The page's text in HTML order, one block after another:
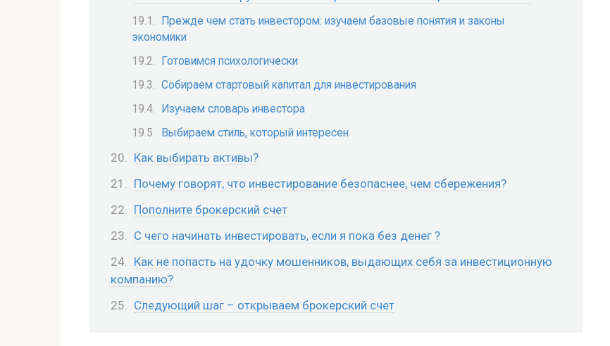
Прежде чем стать инвестором: изучаем базовые понятия и законы
экономики
Готовимся психологически
Собираем стартовый капитал для инвестирования
Изучаем словарь инвестора
Выбираем стиль, который интересен
Как выбирать активы?
Почему говорят, что инвестирование безопаснее, чем сбережения?
Пополните брокерский счет
С чего начинать инвестировать, если я пока без денег ?
Как не попасть на удочку мошенников, выдающих себя за инвестиционную
компанию?
Следующий шаг – открываем брокерский счет